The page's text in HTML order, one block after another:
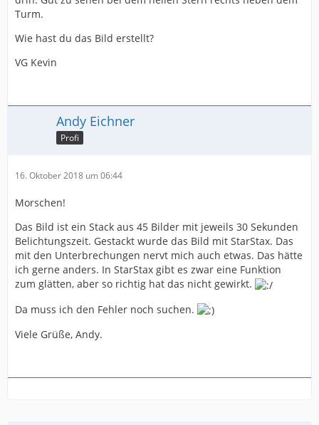
Turm.
Wie hast du das Bild erstellt?
VG Kevin
Andy Eichner
Profi
16. Oktober 2018 um 06:44
Morschen!
Das Bild ist ein Stack aus 45 Bilder mit jeweils 30 Sekunden
Belichtungszeit. Gestackt wurde das Bild mit StarStax. Das
mit den Unterbrechungen nervt mich auch etwas. Das hätte
ich gerne anders. In StarStax gibt es zwar eine Funktion
zum glätten, aber so richtig hat das nicht gewirkt.
Da muss ich den Fehler noch suchen.
Viele Grüße, Andy.